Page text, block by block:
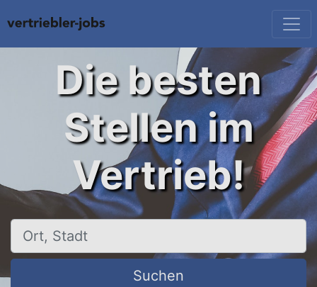
Die besten
Stellen im
Vertrieb!
Ort, Stadt
Suchen